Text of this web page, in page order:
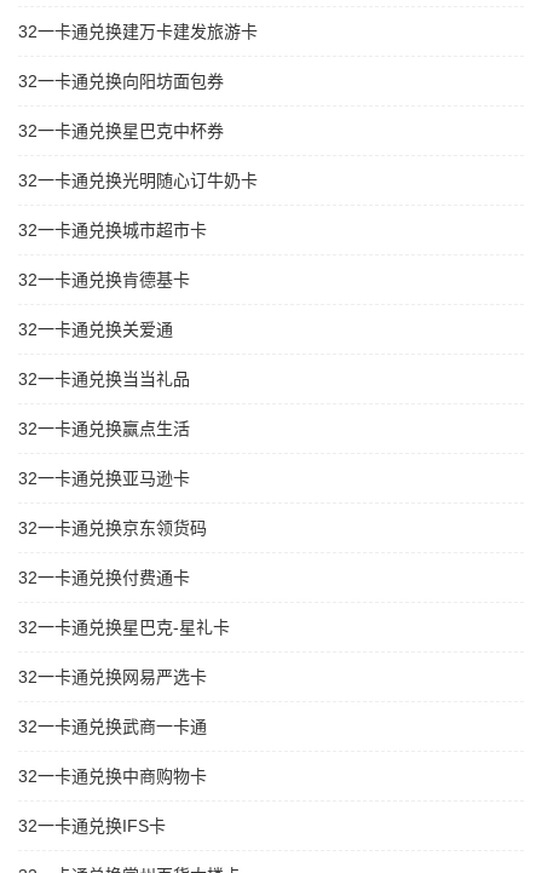
32一卡通兑换建万卡建发旅游卡
32一卡通兑换向阳坊面包券
32一卡通兑换星巴克中杯券
32一卡通兑换光明随心订牛奶卡
32一卡通兑换城市超市卡
32一卡通兑换肯德基卡
32一卡通兑换关爱通
32一卡通兑换当当礼品
32一卡通兑换赢点生活
32一卡通兑换亚马逊卡
32一卡通兑换京东领货码
32一卡通兑换付费通卡
32一卡通兑换星巴克-星礼卡
32一卡通兑换网易严选卡
32一卡通兑换武商一卡通
32一卡通兑换中商购物卡
32一卡通兑换IFS卡